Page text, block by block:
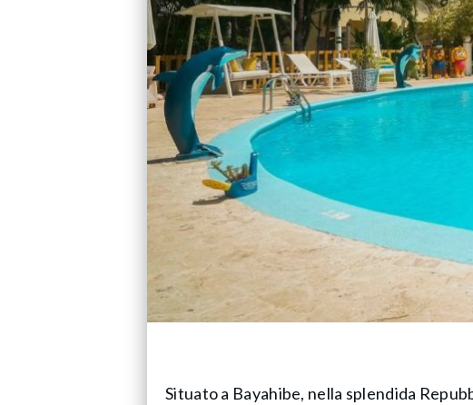
Situato a Bayahibe, nella splendida